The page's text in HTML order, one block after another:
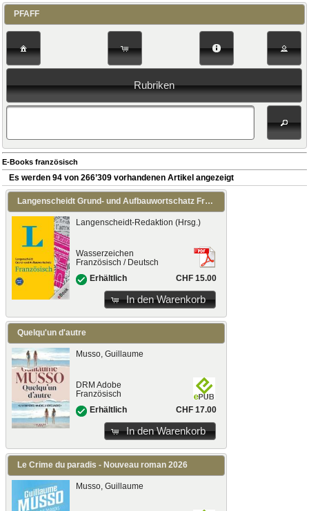
PFAFF
Rubriken
E-Books französisch
Es werden 94 von 266’309 vorhandenen Artikel angezeigt
Langenscheidt Grund- und Aufbauwortschatz Französisch
Langenscheidt-Redaktion (Hrsg.)
Wasserzeichen
Französisch / Deutsch
Erhältlich
CHF 15.00
In den Warenkorb
Quelqu'un d'autre
Musso, Guillaume
DRM Adobe
Französisch
Erhältlich
CHF 17.00
In den Warenkorb
Le Crime du paradis - Nouveau roman 2026
Musso, Guillaume